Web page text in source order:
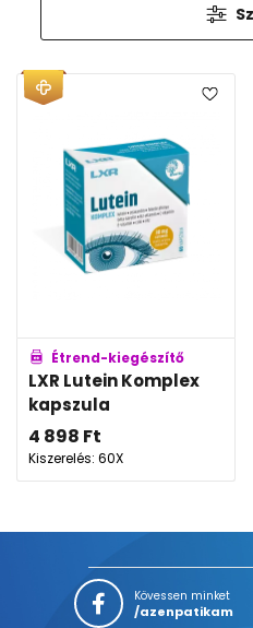
Étrend-kiegészítő
LXR Lutein Komplex
kapszula
4 898 Ft
Kiszerelés: 60X
Kövessen minket
/azenpatikam